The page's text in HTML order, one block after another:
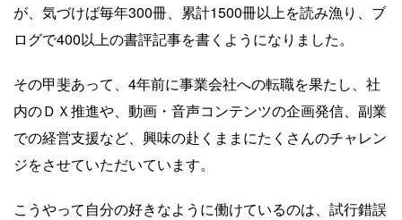
が、気づけば毎年300冊、累計1500冊以上を読み漁り、ブ
ログで400以上の書評記事を書くようになりました。
その甲斐あって、4年前に事業会社への転職を果たし、社
内のＤＸ推進や、動画・音声コンテンツの企画発信、副業
での経営支援など、興味の赴くままにたくさんのチャレン
ジをさせていただいています。
こうやって自分の好きなように働けているのは、試行錯誤